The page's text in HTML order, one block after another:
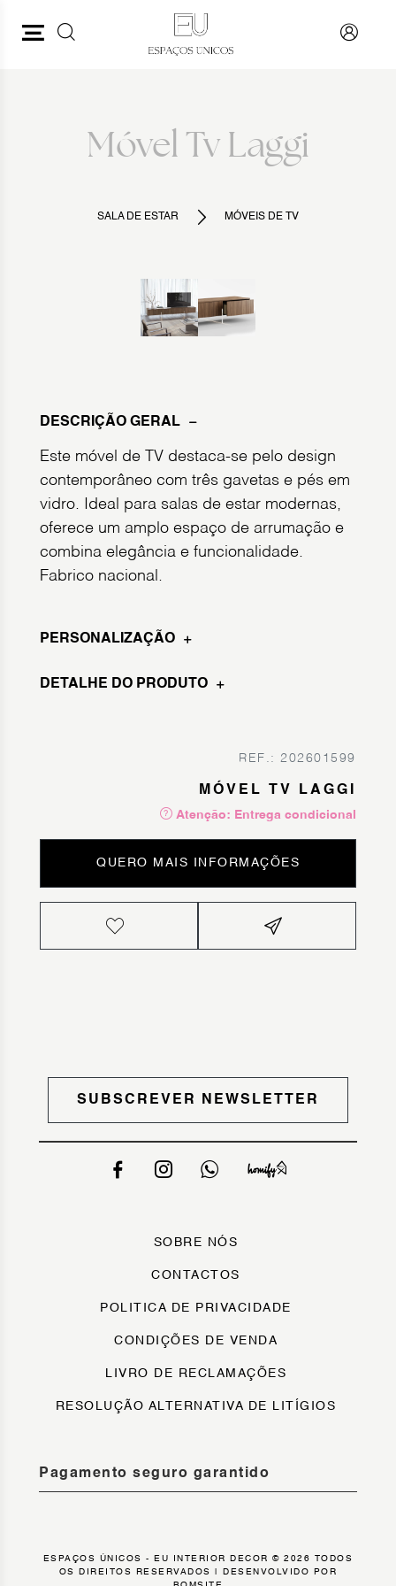
Móvel Tv Laggi
SALA DE ESTAR MÓVEIS DE TV
DESCRIÇÃO GERAL
Este móvel de TV destaca-se pelo design
contemporâneo com três gavetas e pés em
vidro. Ideal para salas de estar modernas,
oferece um amplo espaço de arrumação e
combina elegância e funcionalidade.
Fabrico nacional.
PERSONALIZAÇÃO
DETALHE DO PRODUTO
REF.: 202601599
MÓVEL TV LAGGI
Atenção: Entrega condicional
QUERO MAIS INFORMAÇÕES
SUBSCREVER NEWSLETTER
SOBRE NÓS
CONTACTOS
POLITICA DE PRIVACIDADE
CONDIÇÕES DE VENDA
LIVRO DE RECLAMAÇÕES
RESOLUÇÃO ALTERNATIVA DE LITÍGIOS
Pagamento seguro garantido
ESPAÇOS ÚNICOS - EU INTERIOR DECOR © 2026 TODOS
OS DIREITOS RESERVADOS | DESENVOLVIDO POR
PESQUISAR